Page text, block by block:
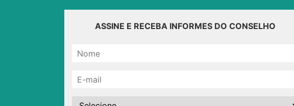
ASSINE E RECEBA INFORMES DO CONSELHO